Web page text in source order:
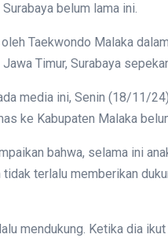
belum lama ini.
Taekwondo Malaka
Timur, Surabaya
media ini, Senin (18/11/
ke Kabupaten Malaka
bahwa, selama ini
terlalu memberikan
mendukung. Ketika dia ikut